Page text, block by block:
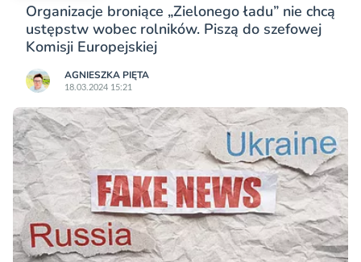
Organizacje broniące „Zielonego ładu” nie chcą
ustępstw wobec rolników. Piszą do szefowej
Komisji Europejskiej
AGNIESZKA PIĘTA
18.03.2024 15:21